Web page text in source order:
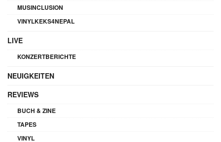
MUSINCLUSION
VINYLKEKS4NEPAL
LIVE
KONZERTBERICHTE
NEUIGKEITEN
REVIEWS
BUCH & ZINE
TAPES
VINYL